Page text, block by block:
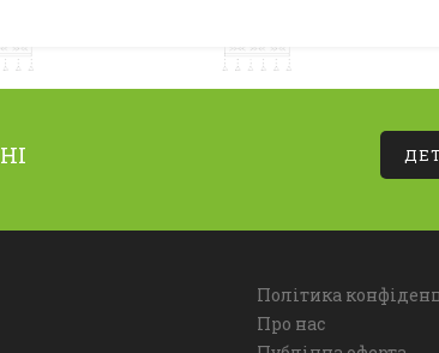
Політика
Про нас